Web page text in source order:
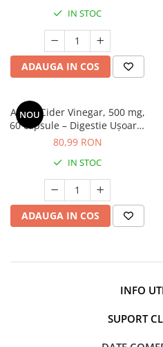
IN STOC
ADAUGA IN COS
NOU
Apple Cider Vinegar, 500 mg,
60 capsule – Digestie Ușoară,
Sațietate și Echilibru
80,99 RON
IN STOC
ADAUGA IN COS
INFO
SUPORT